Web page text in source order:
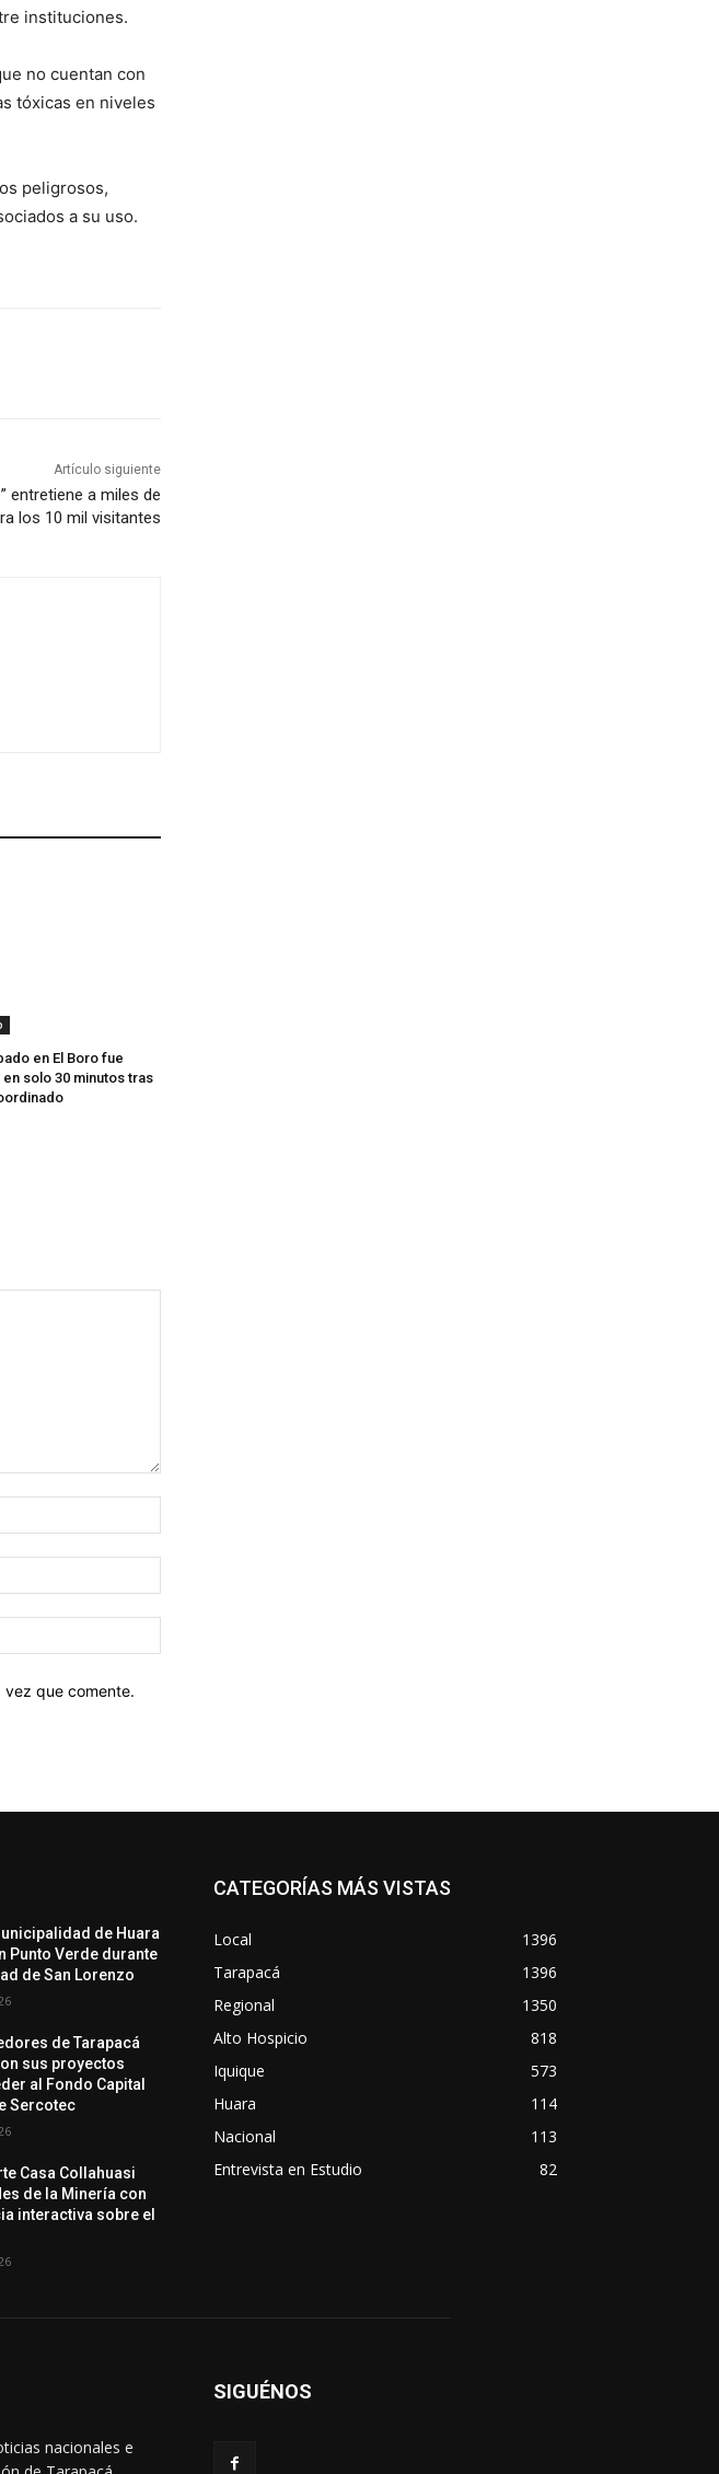
instituciones.
no cuentan con
tóxicas en niveles
peligrosos,
a su uso.
Artículo siguiente
entretiene a miles de
los 10 mil visitantes
en El Boro fue
solo 30 minutos tras
electrónico:*
web:
vez que comente.
de Huara
Punto Verde durante
de San Lorenzo
de Tarapacá
sus proyectos
al Fondo Capital
Sercotec
Casa Collahuasi
de la Minería con
interactiva sobre el
CATEGORÍAS MÁS VISTAS
Local
1396
Tarapacá
1396
Regional
1350
Alto Hospicio
818
Iquique
573
Huara
114
Nacional
113
Entrevista en Estudio
82
nacionales e
SIGUÉNOS